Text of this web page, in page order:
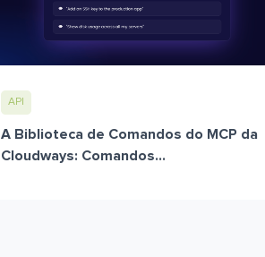
API
A Biblioteca de Comandos do MCP da
Cloudways: Comandos...